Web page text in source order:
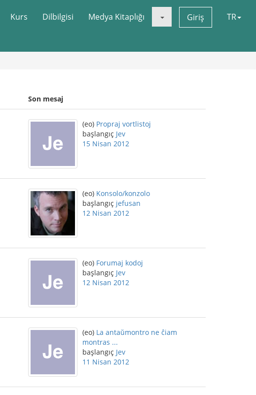
Kurs Dilbilgisi Medya Kitaplığı Giriş TR
Son mesaj
(eo) Propraj vortlistoj
başlangıç Jev
15 Nisan 2012
(eo) Konsolo/konzolo
başlangıç jefusan
12 Nisan 2012
(eo) Forumaj kodoj
başlangıç Jev
12 Nisan 2012
(eo) La antaŭmontro ne ĉiam
montras ...
başlangıç Jev
11 Nisan 2012